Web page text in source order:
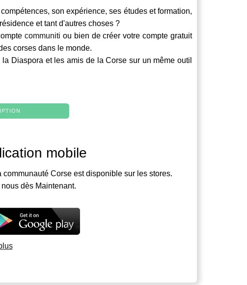
son expérience, ses études et formation,
et tant d'autres choses ?
communiti ou bien de créer votre compte gratuit
corses dans le monde.
Diaspora et les amis de la Corse sur un même outil
mobile
Corse est disponible sur les stores.
dès Maintenant.